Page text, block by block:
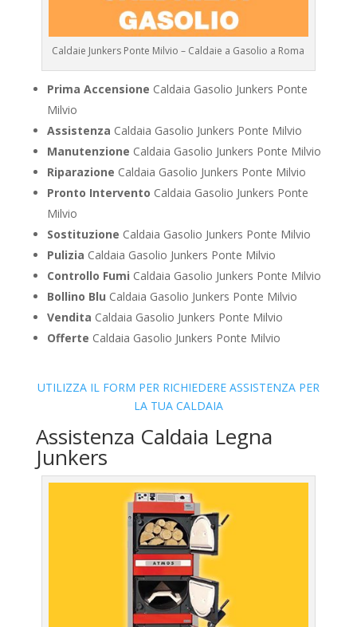
Caldaie Junkers Ponte Milvio – Caldaie a Gasolio a Roma
Prima Accensione Caldaia Gasolio Junkers Ponte
Milvio
Assistenza Caldaia Gasolio Junkers Ponte Milvio
Manutenzione Caldaia Gasolio Junkers Ponte Milvio
Riparazione Caldaia Gasolio Junkers Ponte Milvio
Pronto Intervento Caldaia Gasolio Junkers Ponte
Milvio
Sostituzione Caldaia Gasolio Junkers Ponte Milvio
Pulizia Caldaia Gasolio Junkers Ponte Milvio
Controllo Fumi Caldaia Gasolio Junkers Ponte Milvio
Bollino Blu Caldaia Gasolio Junkers Ponte Milvio
Vendita Caldaia Gasolio Junkers Ponte Milvio
Offerte Caldaia Gasolio Junkers Ponte Milvio
UTILIZZA IL FORM PER RICHIEDERE ASSISTENZA PER
LA TUA CALDAIA
Assistenza Caldaia Legna
Junkers